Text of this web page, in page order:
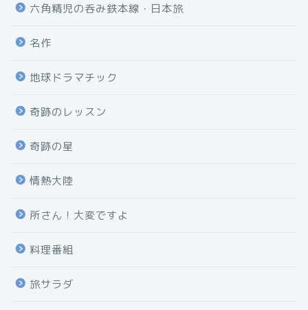
六角精児の呑み鉄本線・日本旅
名作
地球ドラマチック
奇跡のレッスン
奇跡の星
情熱大陸
所さん！大変ですよ
料理番組
旅サラダ